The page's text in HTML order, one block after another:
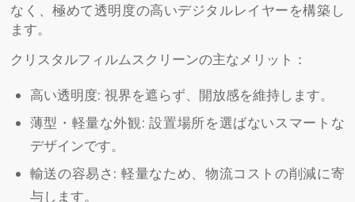
なく、極めて透明度の高いデジタルレイヤーを構築し
ます。
クリスタルフィルムスクリーンの主なメリット：
高い透明度: 視界を遮らず、開放感を維持します。
薄型・軽量な外観: 設置場所を選ばないスマートな
デザインです。
輸送の容易さ: 軽量なため、物流コストの削減に寄
与します。